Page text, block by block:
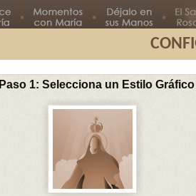
Paso 1: Selecciona un Estilo Gráfico
Misterio